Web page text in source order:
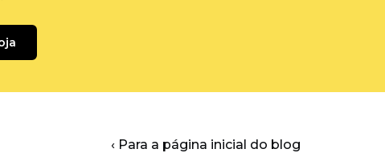
‹ Para a página inicial do blog